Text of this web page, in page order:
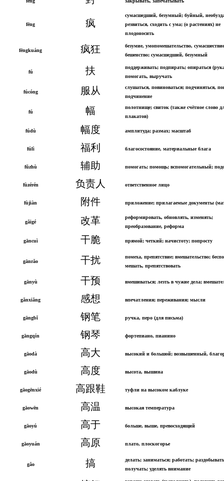
fēng 疯
сумасшедший, безумный; буйный,
резвиться, сходить с ума; (о растениях) не
плодоносить
fēngkuáng 疯狂
безумие, умопомешательство,
бешенство; сумасшедший, безумный
fú 扶
поддерживать; подпирать; опираться
помогать, выручать
fúcóng 服从
слушаться, повиноваться; подчиняться,
подчинение
fú 幅
полотнище; свиток (также счётное слово
плакатов)
fúdù 幅度 амплитуда; размах; масштаб
fúlì 福利 благосостояние, материальные блага
fǔzhù 辅助 помогать; помощь; вспомогательный;
fùzérén 负责人 ответственное лицо
fùjiàn 附件 приложение; прилагаемые документы
gǎigé 改革
реформировать, обновлять, изменять;
преобразование, реформа
gāncuì 干脆 прямой; четкий; начистоту; попросту
gānrǎo 干扰
помеха, препятствие; вмешательство;
мешать, препятствовать
gānyù 干预 вмешиваться; лезть в чужие дела;
gǎnxiǎng 感想 впечатления; переживания; мысли
gāngbǐ 钢笔 ручка, перо (для письма)
gāngqín 钢琴 фортепиано, пианино
gāodà 高大 высокий и большой; возвышенный,
gāodù 高度 высота, вышина
gāogēnxié 高跟鞋 туфли на высоком каблуке
gāowēn 高温 высокая температура
gāoyú 高于 больше, выше, превосходящий
gāoyuán 高原 плато, плоскогорье
gǎo 搞
делать; заниматься; работать;
получать; уделять внимание